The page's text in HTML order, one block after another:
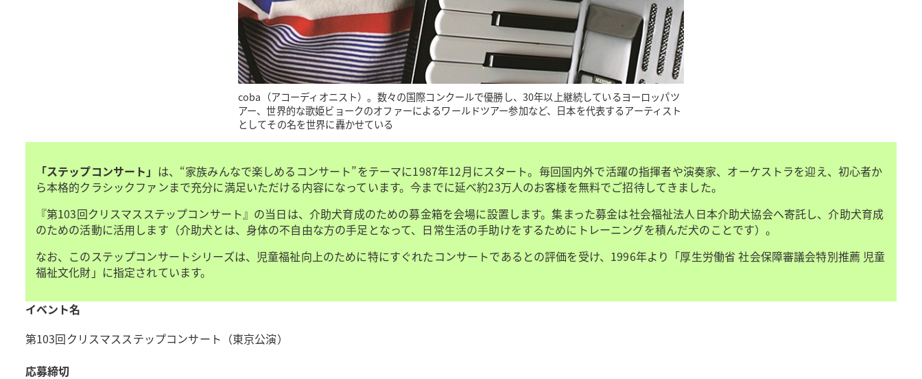
coba（アコーディオニスト）。数々の国際コンクールで優勝し、30年以上継続しているヨーロッパツ
アー、世界的な歌姫ビョークのオファーによるワールドツアー参加など、日本を代表するアーティスト
としてその名を世界に轟かせている
「ステップコンサート」 は、“家族みんなで楽しめるコンサート”をテーマに1987年12月にスタート。毎回国内外で活躍の指揮者や演奏家、オーケストラを迎え、初心者か
ら本格的クラシックファンまで充分に満足いただける内容になっています。今までに延べ約23万人のお客様を無料でご招待してきました。
『第103回クリスマスステップコンサート』の当日は、介助犬育成のための募金箱を会場に設置します。集まった募金は社会福祉法人日本介助犬協会へ寄託し、介助犬育成
のための活動に活用します（介助犬とは、身体の不自由な方の手足となって、日常生活の手助けをするためにトレーニングを積んだ犬のことです）。
なお、このステップコンサートシリーズは、児童福祉向上のために特にすぐれたコンサートであるとの評価を受け、1996年より「厚生労働省 社会保障審議会特別推薦 児童
福祉文化財」に指定されています。
イベント名
第103回クリスマスステップコンサート（東京公演）
応募締切